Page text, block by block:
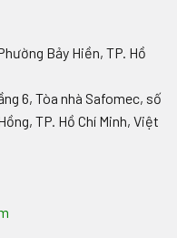
Bảy Hiền, TP. Hồ
6, Tòa nhà Safomec, số
TP. Hồ Chí Minh, Việt